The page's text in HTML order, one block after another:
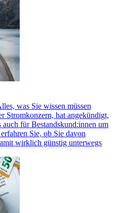
was Sie wissen müssen
Stromkonzern, hat angekündigt,
für Bestandskund:innen um
Sie, ob Sie davon
wirklich günstig unterwegs